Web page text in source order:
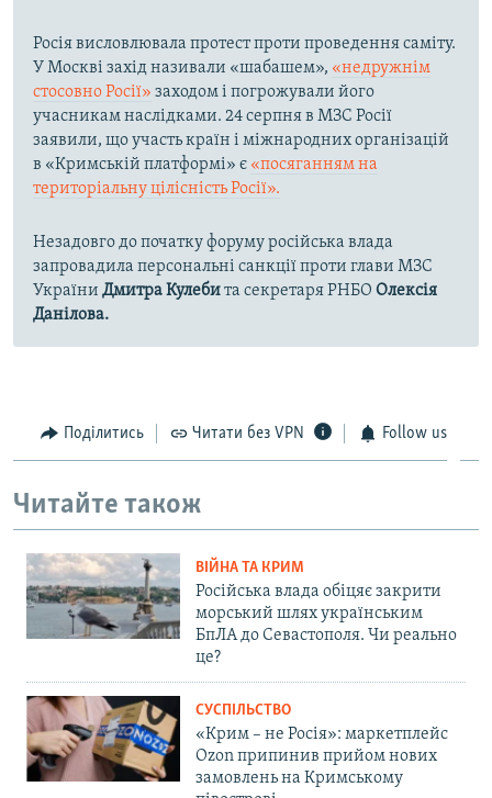
Росія висловлювала протест проти проведення саміту.
У Москві захід називали «шабашем», «недружнім
стосовно Росії» заходом і погрожували його
учасникам наслідками. 24 серпня в МЗС Росії
заявили, що участь країн і міжнародних організацій
в «Кримській платформі» є «посяганням на
територіальну цілісність Росії».
Незадовго до початку форуму російська влада
запровадила персональні санкції проти глави МЗС
України Дмитра Кулебита секретаря РНБО Олексія
Данілова.
Поділитись Читати без VPN Follow us
Читайте також
ВІЙНА ТА КРИМ
Російська влада обіцяє закрити
морський шлях українським
БпЛА до Севастополя. Чи реально
це?
СУСПІЛЬСТВО
«Крим – не Росія»: маркетплейс
Ozon припинив прийом нових
замовлень на Кримському